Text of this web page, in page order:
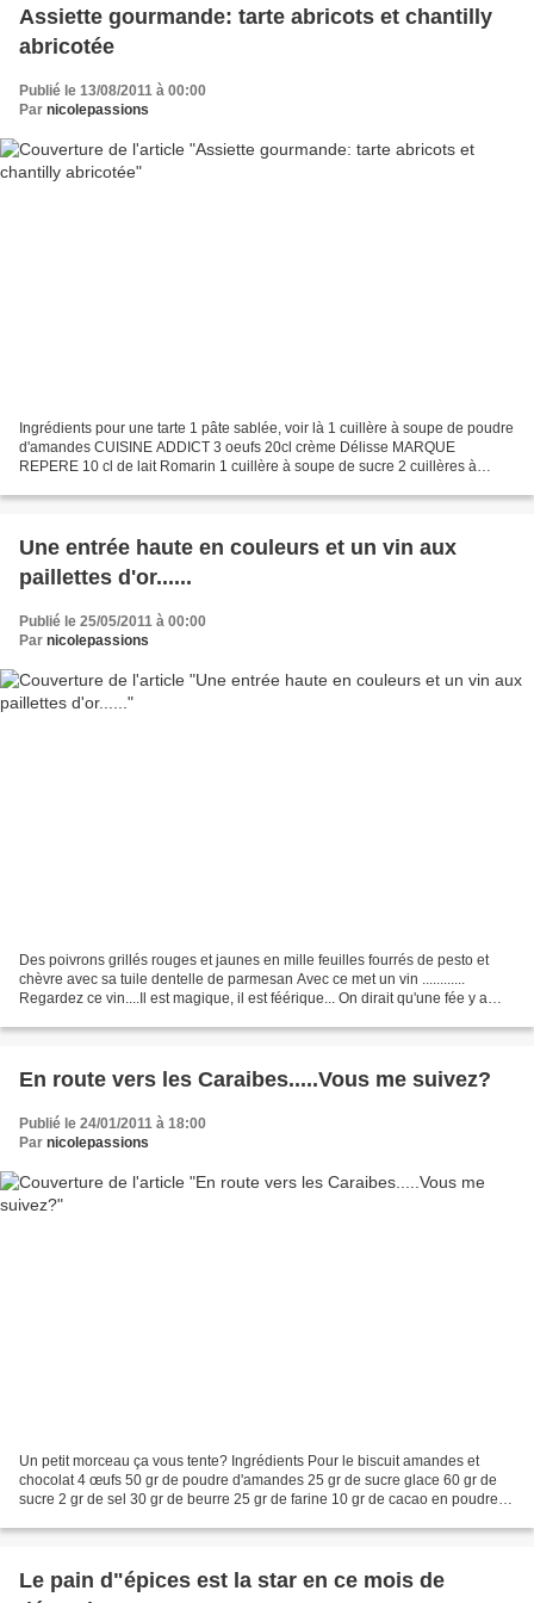
Assiette gourmande: tarte abricots et chantilly
abricotée
Publié le 13/08/2011 à 00:00
Par nicolepassions
Ingrédients pour une tarte 1 pâte sablée, voir là 1 cuillère à soupe de poudre
d'amandes CUISINE ADDICT 3 oeufs 20cl crème Délisse MARQUE
REPERE 10 cl de lait Romarin 1 cuillère à soupe de sucre 2 cuillères à
Une entrée haute en couleurs et un vin aux
paillettes d'or......
Publié le 25/05/2011 à 00:00
Par nicolepassions
Des poivrons grillés rouges et jaunes en mille feuilles fourrés de pesto et
chèvre avec sa tuile dentelle de parmesan Avec ce met un vin ............
Regardez ce vin....Il est magique, il est féérique... On dirait qu'une fée y a
En route vers les Caraibes.....Vous me suivez?
Publié le 24/01/2011 à 18:00
Par nicolepassions
Un petit morceau ça vous tente? Ingrédients Pour le biscuit amandes et
chocolat 4 œufs 50 gr de poudre d'amandes 25 gr de sucre glace 60 gr de
sucre 2 gr de sel 30 gr de beurre 25 gr de farine 10 gr de cacao en poudre
Le pain d"épices est la star en ce mois de